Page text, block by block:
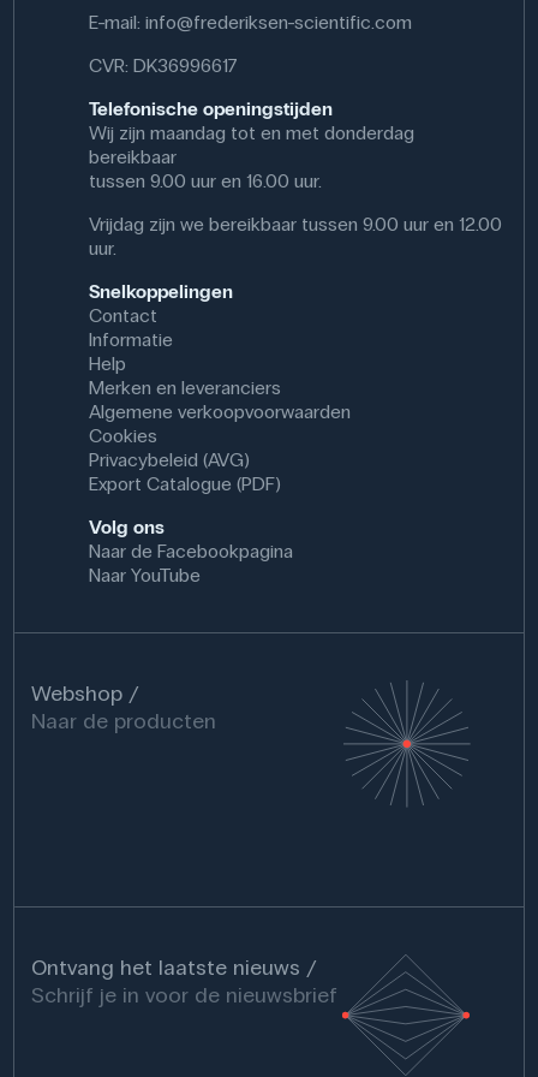
Materiaal: Gelakt gegoten zink
E-mail:info@frederiksen-scientific.com
CVR: DK36996617
Telefonische openingstijden
Wij zijn maandag tot en met donderdag
bereikbaar
tussen 9.00 uur en 16.00 uur.
Vrijdag zijn we bereikbaar tussen 9.00 uur en 12.00
uur.
Snelkoppelingen
Contact
Informatie
Help
Merken en leveranciers
Algemene verkoopvoorwaarden
Cookies
Privacybeleid (AVG)
Export Catalogue (PDF)
Volg ons
Naar de Facebookpagina
Naar YouTube
Webshop
Naar de producten
Ontvang het laatste nieuws
Schrijf je in voor de nieuwsbrief